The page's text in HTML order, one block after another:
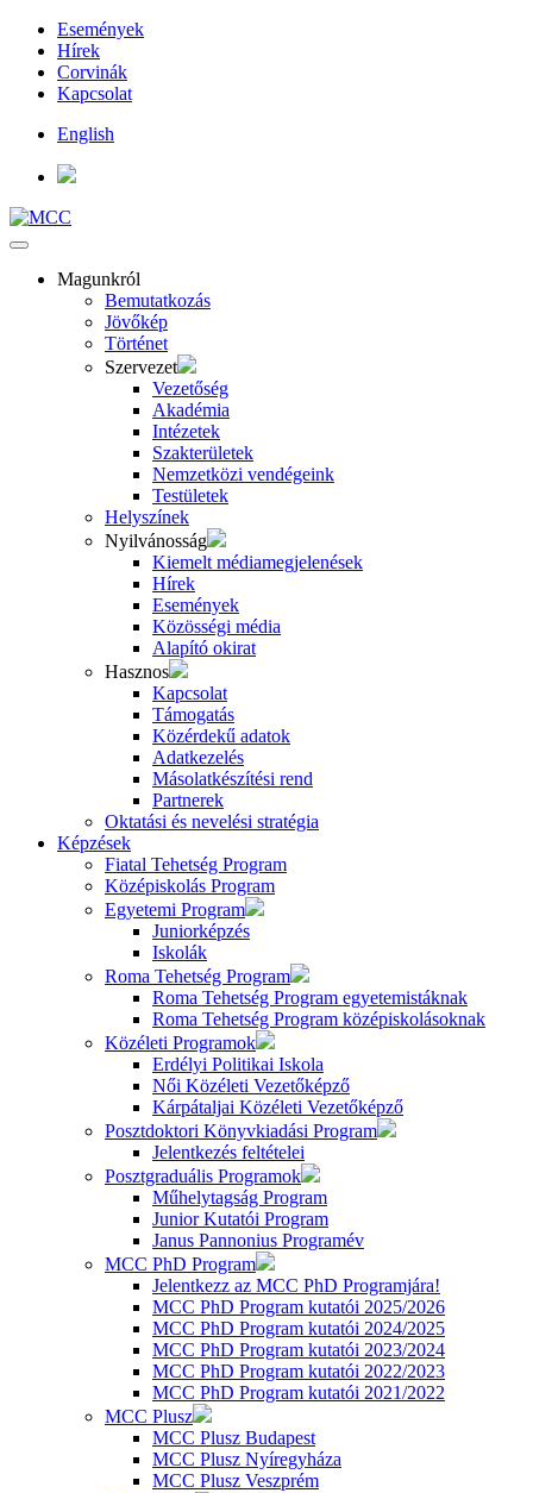
Események
Hírek
Corvinák
Kapcsolat
English
Magunkról
Bemutatkozás
Jövőkép
Történet
Szervezet
Vezetőség
Akadémia
Intézetek
Szakterületek
Nemzetközi vendégeink
Testületek
Helyszínek
Nyilvánosság
Kiemelt médiamegjelenések
Hírek
Események
Közösségi média
Alapító okirat
Hasznos
Kapcsolat
Támogatás
Közérdekű adatok
Adatkezelés
Másolatkészítési rend
Partnerek
Oktatási és nevelési stratégia
Képzések
Fiatal Tehetség Program
Középiskolás Program
Egyetemi Program
Juniorképzés
Iskolák
Roma Tehetség Program
Roma Tehetség Program egyetemistáknak
Roma Tehetség Program középiskolásoknak
Közéleti Programok
Erdélyi Politikai Iskola
Női Közéleti Vezetőképző
Kárpátaljai Közéleti Vezetőképző
Posztdoktori Könyvkiadási Program
Jelentkezés feltételei
Posztgraduális Programok
Műhelytagság Program
Junior Kutatói Program
Janus Pannonius Programév
MCC PhD Program
Jelentkezz az MCC PhD Programjára!
MCC PhD Program kutatói 2025/2026
MCC PhD Program kutatói 2024/2025
MCC PhD Program kutatói 2023/2024
MCC PhD Program kutatói 2022/2023
MCC PhD Program kutatói 2021/2022
MCC Plusz
MCC Plusz Budapest
MCC Plusz Nyíregyháza
MCC Plusz Veszprém